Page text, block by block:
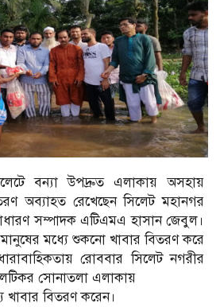
বন্যা উপদ্রুত এলাকায় অসহায়
অব্যাহত রেখেছেন সিলেট মহানগর
সম্পাদক এটিএমএ হাসান জেবুল।
মধ্যে শুকনো খাবার বিতরণ করে
রোববার সিলেট নগরীর
সোনাতলা এলাকায়
খাবার বিতরণ করেন।